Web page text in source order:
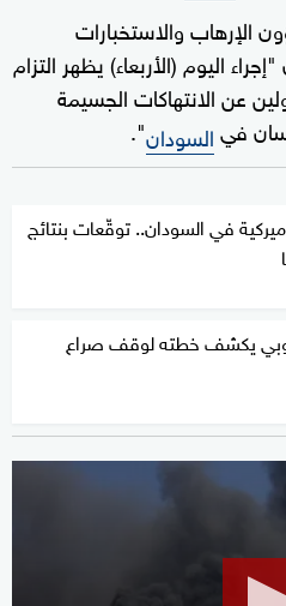
الإرهاب والاستخبارات
اليوم (الأربعاء) يظهر التزام
عن الانتهاكات الجسيمة
فيالسودان".
في السودان.. توقّعات بنتائج
يكشف خطته لوقف صراع